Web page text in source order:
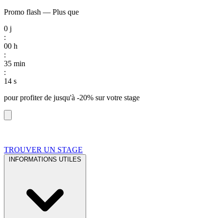
Promo flash — Plus que
0 j
:
00 h
:
35 min
:
13 s
pour profiter de jusqu'à -20% sur votre stage
TROUVER UN STAGE
INFORMATIONS UTILES